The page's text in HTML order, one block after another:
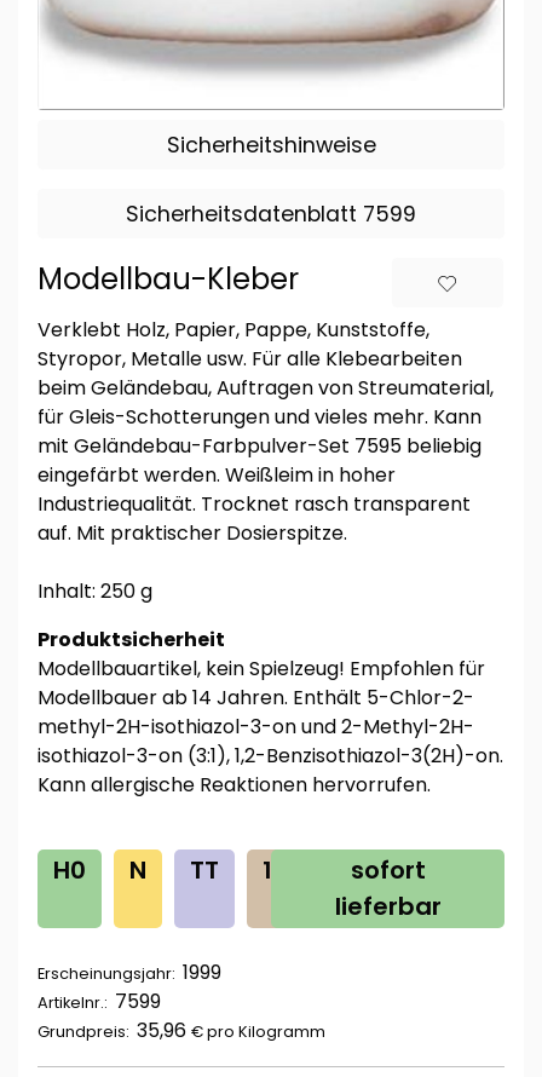
Sicherheitshinweise
Sicherheitsdatenblatt 7599
Modellbau-Kleber
Verklebt Holz, Papier, Pappe, Kunststoffe,
Styropor, Metalle usw. Für alle Klebearbeiten
beim Geländebau, Auftragen von Streumaterial,
für Gleis-Schotterungen und vieles mehr. Kann
mit Geländebau-Farbpulver-Set 7595 beliebig
eingefärbt werden. Weißleim in hoher
Industriequalität. Trocknet rasch transparent
auf. Mit praktischer Dosierspitze.
Inhalt: 250 g
Produktsicherheit
Modellbauartikel, kein Spielzeug! Empfohlen für
Modellbauer ab 14 Jahren. Enthält 5-Chlor-2-
methyl-2H-isothiazol-3-on und 2-Methyl-2H-
isothiazol-3-on (3:1), 1,2-Benzisothiazol-3(2H)-on.
Kann allergische Reaktionen hervorrufen.
H0 N TT 1G Z
sofort
lieferbar
Erscheinungsjahr: 1999
Artikelnr.: 7599
Grundpreis: 35,96 € pro Kilogramm